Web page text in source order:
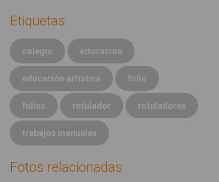
Etiquetas
colegio educación
educación artística folio
folios rotulador rotuladores
trabajos manuales
Fotos relacionadas